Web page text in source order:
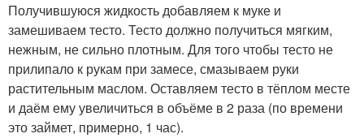
Получившуюся жидкость добавляем к муке и
замешиваем тесто. Тесто должно получиться мягким,
нежным, не сильно плотным. Для того чтобы тесто не
прилипало к рукам при замесе, смазываем руки
растительным маслом. Оставляем тесто в тёплом месте
и даём ему увеличиться в объёме в 2 раза (по времени
это займет, примерно, 1 час).